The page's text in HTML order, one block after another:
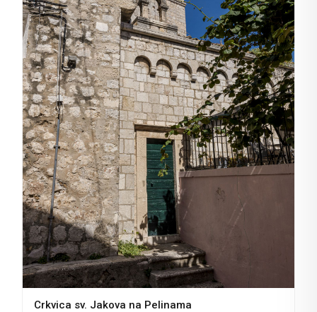
Crkvica sv. Jakova na Pelinama